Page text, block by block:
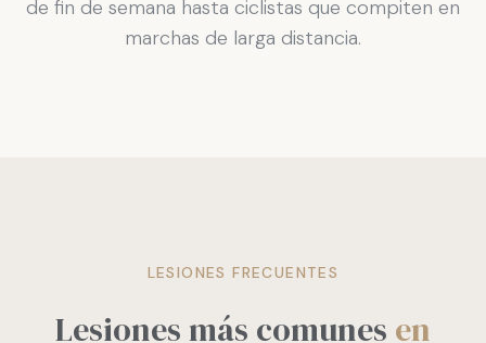
de fin de semana hasta ciclistas que compiten en
marchas de larga distancia.
LESIONES FRECUENTES
Lesiones más comunes en